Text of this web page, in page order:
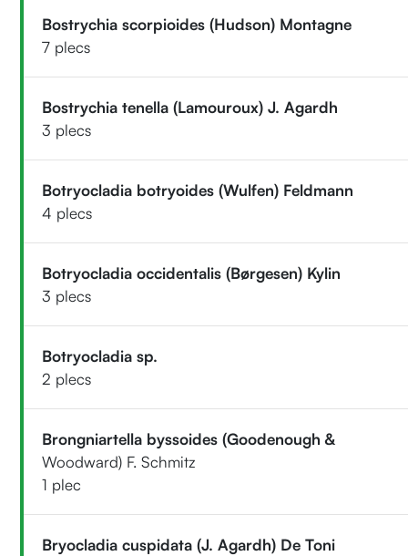
Bostrychia scorpioides (Hudson) Montagne
7 plecs
Bostrychia tenella (Lamouroux) J. Agardh
3 plecs
Botryocladia botryoides (Wulfen) Feldmann
4 plecs
Botryocladia occidentalis (Børgesen) Kylin
3 plecs
Botryocladia sp.
2 plecs
Brongniartella byssoides (Goodenough &
Woodward) F. Schmitz
1 plec
Bryocladia cuspidata (J. Agardh) De Toni